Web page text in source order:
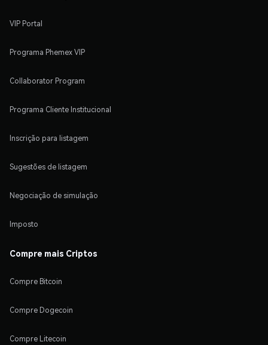
VIP Portal
Programa Phemex VIP
Collaborator Program
Programa Cliente Institucional
Inscrição para listagem
Sugestões de listagem
Negociação de simulação
Imposto
Compre mais Criptos
Compre Bitcoin
Compre Dogecoin
Compre Litecoin